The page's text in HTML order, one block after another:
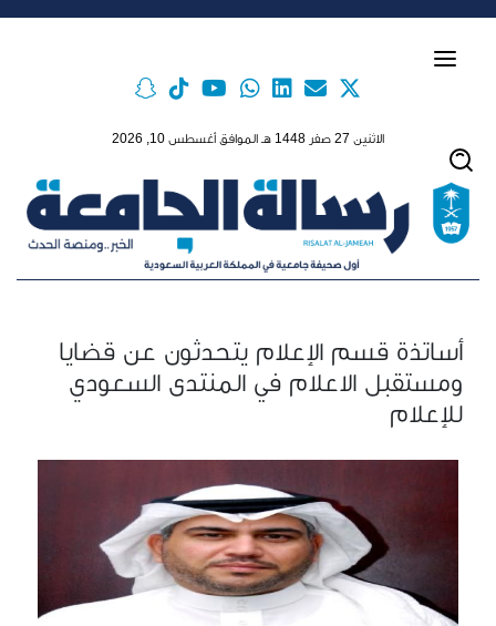
الاثنين 27 صفر 1448 هـ الموافق أغسطس 10, 2026
أساتذة قسم الإعلام يتحدثون عن قضايا
ومستقبل الاعلام في المنتدى السعودي
للإعلام